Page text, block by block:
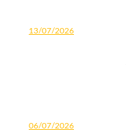
13/07/2026
06/07/2026